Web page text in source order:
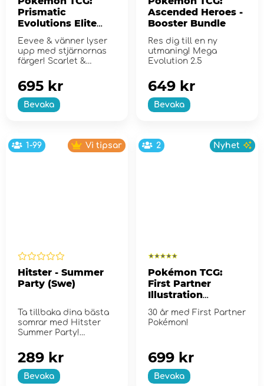
Prismatic
Evolutions Elite
Eevee & vänner lyser
upp med stjärnornas
färger! Scarlet &
Bevaka
695 kr
Ascended Heroes -
Booster Bundle
Res dig till en ny
utmaning! Mega
Evolution 2.5
Bevaka
649 kr
1-99 Vi tipsar
Hitster - Summer
Party (Swe)
Ta tillbaka dina bästa
somrar med Hitster
Summer Party!
Bevaka
289 kr
2 Nyhet
Pokémon TCG:
First Partner
Illustration
Collection - Series
2
30 år med First Partner
Pokémon!
Bevaka
699 kr